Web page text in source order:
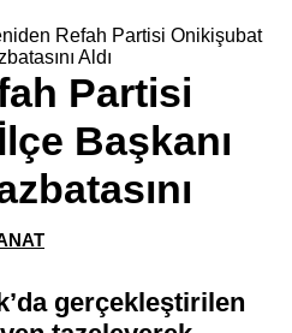
Refah Partisi Onikişubat
Aldı
Partisi
Başkanı
gerçekleştirilen